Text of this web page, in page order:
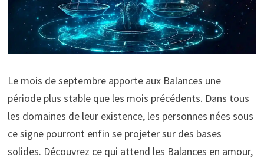
Le mois de septembre apporte aux Balances une
période plus stable que les mois précédents. Dans tous
les domaines de leur existence, les personnes nées sous
ce signe pourront enfin se projeter sur des bases
solides. Découvrez ce qui attend les Balances en amour,